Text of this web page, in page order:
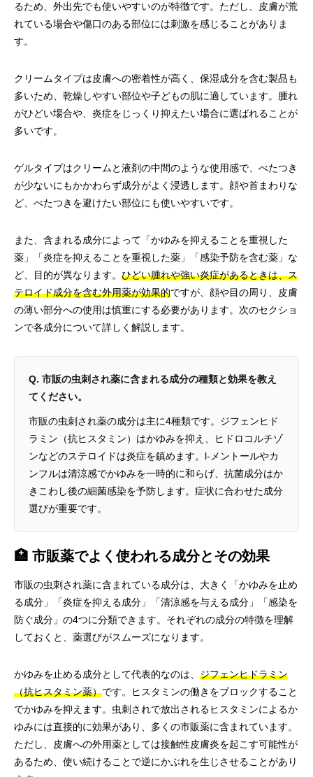
るため、外出先でも使いやすいのが特徴です。ただし、皮膚が荒
れている場合や傷口のある部位には刺激を感じることがありま
す。
クリームタイプは皮膚への密着性が高く、保湿成分を含む製品も
多いため、乾燥しやすい部位や子どもの肌に適しています。腫れ
がひどい場合や、炎症をじっくり抑えたい場合に選ばれることが
多いです。
ゲルタイプはクリームと液剤の中間のような使用感で、べたつき
が少ないにもかかわらず成分がよく浸透します。顔や首まわりな
ど、べたつきを避けたい部位にも使いやすいです。
また、含まれる成分によって「かゆみを抑えることを重視した
薬」「炎症を抑えることを重視した薬」「感染予防を含む薬」な
ど、目的が異なります。 ひどい腫れや強い炎症があるときは、ス
テロイド成分を含む外用薬が効果的ですが、顔や目の周り、皮膚
の薄い部分への使用は慎重にする必要があります。次のセクショ
ンで各成分について詳しく解説します。
Q. 市販の虫刺され薬に含まれる成分の種類と効果を教え
てください。
市販の虫刺され薬の成分は主に4種類です。ジフェンヒド
ラミン（抗ヒスタミン）はかゆみを抑え、ヒドロコルチゾ
ンなどのステロイドは炎症を鎮めます。l-メントールやカ
ンフルは清涼感でかゆみを一時的に和らげ、抗菌成分はか
きこわし後の細菌感染を予防します。症状に合わせた成分
選びが重要です。
🏥 市販薬でよく使われる成分とその効果
市販の虫刺され薬に含まれている成分は、大きく「かゆみを止め
る成分」「炎症を抑える成分」「清涼感を与える成分」「感染を
防ぐ成分」の4つに分類できます。それぞれの成分の特徴を理解
しておくと、薬選びがスムーズになります。
かゆみを止める成分として代表的なのは、 ジフェンヒドラミン
（抗ヒスタミン薬）です。ヒスタミンの働きをブロックすること
でかゆみを抑えます。虫刺されで放出されるヒスタミンによるか
ゆみには直接的に効果があり、多くの市販薬に含まれています。
ただし、皮膚への外用薬としては接触性皮膚炎を起こす可能性が
あるため、使い続けることで逆にかぶれを生じさせることがあり